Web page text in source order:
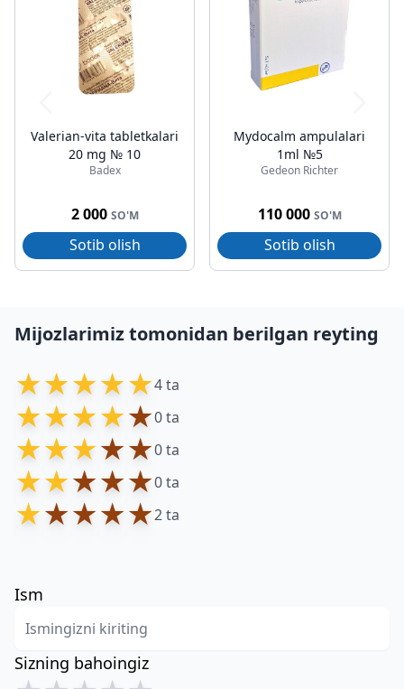
Valerian-vita tabletkalari
20 mg № 10
Badex
2 000 SO'M
Sotib olish
Mydocalm ampulalari
1ml №5
Gedeon Richter
110 000 SO'M
Sotib olish
Mijozlarimiz tomonidan berilgan reyting
★★★★★4 ta
★★★★★0 ta
★★★★★0 ta
★★★★★0 ta
★★★★★2 ta
Ism
Sizning bahoingiz